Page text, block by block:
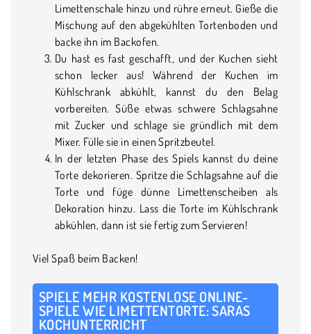
Limettenschale hinzu und rühre erneut. Gieße die
Mischung auf den abgekühlten Tortenboden und
backe ihn im Backofen.
Du hast es fast geschafft, und der Kuchen sieht
schon lecker aus! Während der Kuchen im
Kühlschrank abkühlt, kannst du den Belag
vorbereiten. Süße etwas schwere Schlagsahne
mit Zucker und schlage sie gründlich mit dem
Mixer. Fülle sie in einen Spritzbeutel.
In der letzten Phase des Spiels kannst du deine
Torte dekorieren. Spritze die Schlagsahne auf die
Torte und füge dünne Limettenscheiben als
Dekoration hinzu. Lass die Torte im Kühlschrank
abkühlen, dann ist sie fertig zum Servieren!
Viel Spaß beim Backen!
SPIELE MEHR KOSTENLOSE ONLINE-
SPIELE WIE LIMETTENTORTE: SARAS
KOCHUNTERRICHT